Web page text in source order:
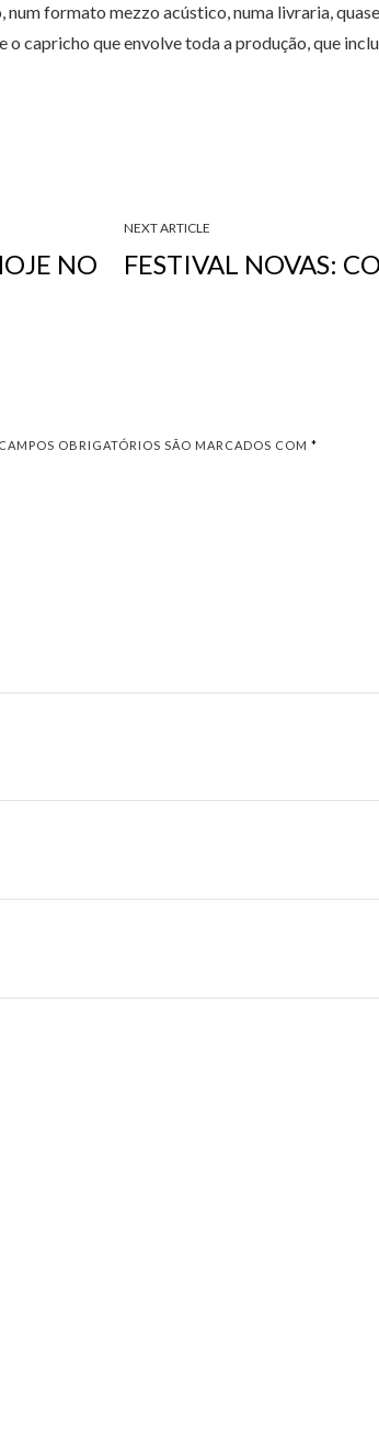
formato mezzo acústico, numa livraria,
o capricho que envolve toda a produção, que
NO
NEXT ARTICLE
FESTIVAL NOVAS:
CAMPOS OBRIGATÓRIOS SÃO MARCADOS COM *